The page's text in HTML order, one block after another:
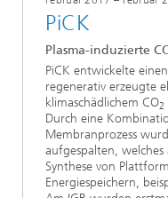
PiCK
Plasma-induzierte
PiCK entwickelte
regenerativ erzeugte
klimaschädlichem CO2
Durch eine
Membranprozess
aufgespalten,
Synthese von
Energiespeichern,